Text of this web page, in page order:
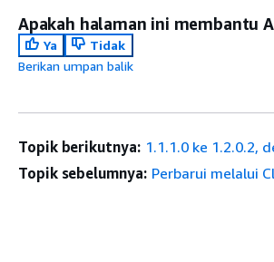
Apakah halaman ini membantu
Ya
Tidak
Berikan umpan balik
Topik berikutnya: 1.1.1.0 ke 1.2.0.2,
Topik sebelumnya: Perbarui melalui